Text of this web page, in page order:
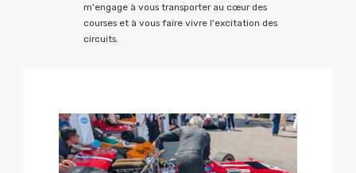
m'engage à vous transporter au cœur des
courses et à vous faire vivre l'excitation des
circuits.